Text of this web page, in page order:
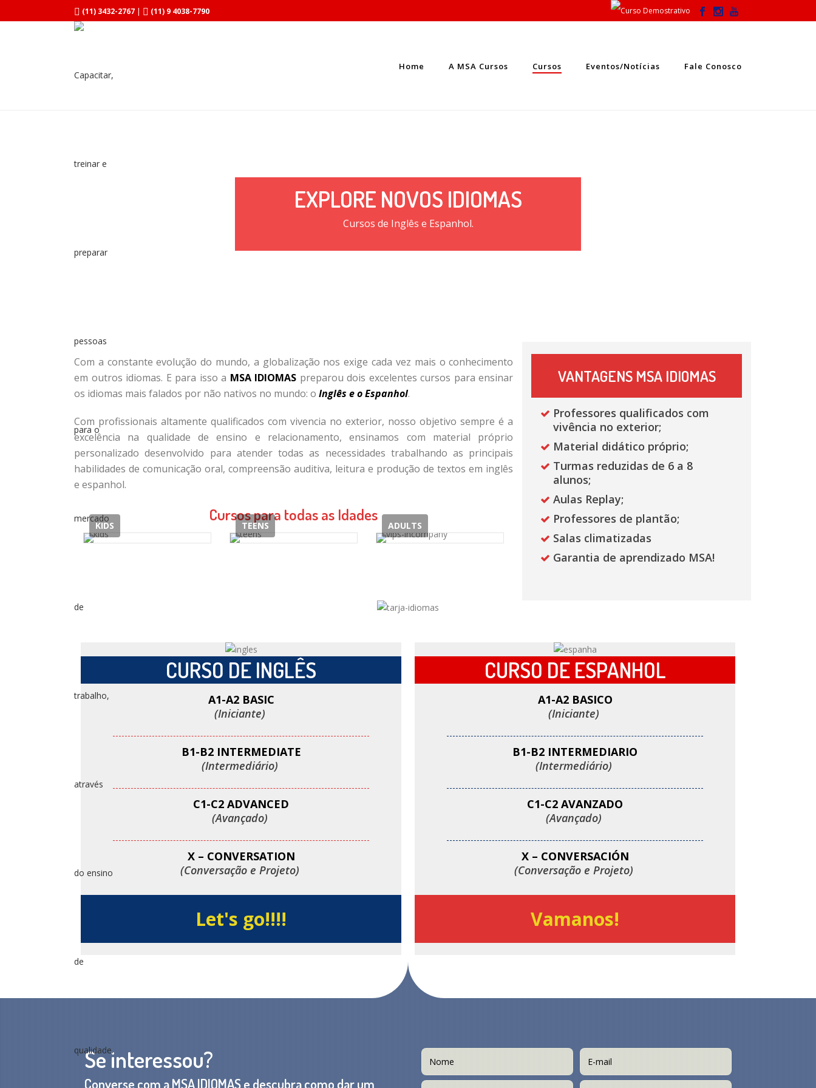
(11) 3432-2767 | (11) 9 4038-7790
Home A MSA Cursos Cursos Eventos/Notícias Fale Conosco
EXPLORE NOVOS IDIOMAS
Cursos de Inglês e Espanhol.
Com a constante evolução do mundo, a globalização nos exige cada vez mais o conhecimento
em outros idiomas. E para isso a MSA IDIOMAS preparou dois excelentes cursos para ensinar
os idiomas mais falados por não nativos no mundo: o Inglês e o Espanhol.
Com profissionais altamente qualificados com vivencia no exterior, nosso objetivo sempre é a
excelência na qualidade de ensino e relacionamento, ensinamos com material próprio
personalizado desenvolvido para atender todas as necessidades trabalhando as principais
habilidades de comunicação oral, compreensão auditiva, leitura e produção de textos em inglês
e espanhol.
Cursos para todas as Idades
KIDS TEENS ADULTS
VANTAGENS MSA IDIOMAS
Professores qualificados com
vivência no exterior;
Material didático próprio;
Turmas reduzidas de 6 a 8
alunos;
Aulas Replay;
Professores de plantão;
Salas climatizadas
Garantia de aprendizado MSA!
CURSO DE INGLÊS
A1-A2 BASIC
(Iniciante)
B1-B2 INTERMEDIATE
(Intermediário)
C1-C2 ADVANCED
(Avançado)
X – CONVERSATION
(Conversação e Projeto)
Let's go!!!!
CURSO DE ESPANHOL
A1-A2 BASICO
(Iniciante)
B1-B2 INTERMEDIARIO
(Intermediário)
C1-C2 AVANZADO
(Avançado)
X – CONVERSACIÓN
(Conversação e Projeto)
Vamanos!
Se interessou?
Converse com a MSA IDIOMAS e descubra como dar um